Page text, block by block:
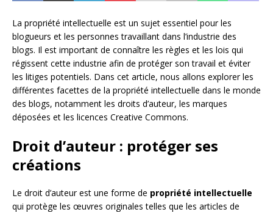
La propriété intellectuelle est un sujet essentiel pour les
blogueurs et les personnes travaillant dans l’industrie des
blogs. Il est important de connaître les règles et les lois qui
régissent cette industrie afin de protéger son travail et éviter
les litiges potentiels. Dans cet article, nous allons explorer les
différentes facettes de la propriété intellectuelle dans le monde
des blogs, notamment les droits d’auteur, les marques
déposées et les licences Creative Commons.
Droit d’auteur : protéger ses
créations
Le droit d’auteur est une forme de propriété intellectuelle
qui protège les œuvres originales telles que les articles de